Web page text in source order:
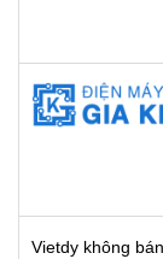
Vietdy không